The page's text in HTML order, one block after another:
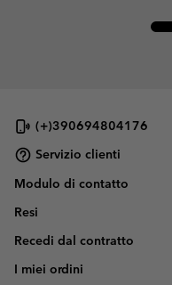
(+)390694804176
Servizio clienti
Modulo di contatto
Resi
Recedi dal contratto
I miei ordini